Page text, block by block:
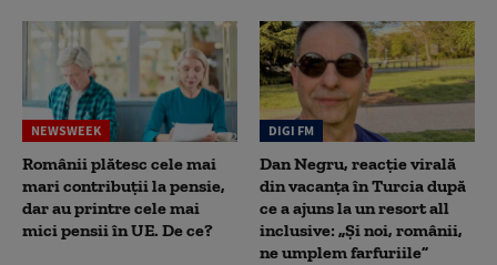
NEWSWEEK
Românii plătesc cele mai
mari contribuții la pensie,
dar au printre cele mai
mici pensii în UE. De ce?
DIGI FM
Dan Negru, reacție virală
din vacanța în Turcia după
ce a ajuns la un resort all
inclusive: „Și noi, românii,
ne umplem farfuriile”